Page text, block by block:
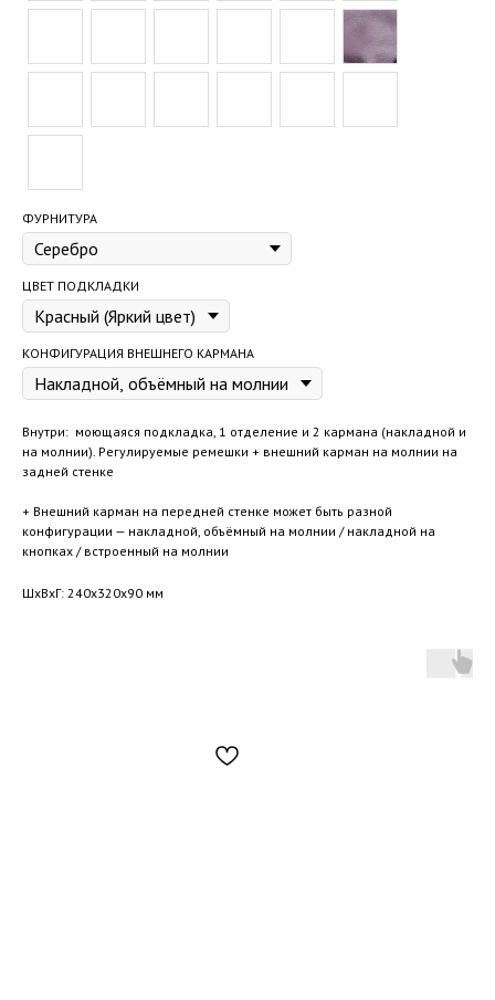
ФУРНИТУРА
ЦВЕТ ПОДКЛАДКИ
КОНФИГУРАЦИЯ ВНЕШНЕГО КАРМАНА
Внутри: моющаяся подкладка, 1 отделение и 2 кармана (накладной и
на молнии). Регулируемые ремешки + внешний карман на молнии на
задней стенке
+ Внешний карман на передней стенке может быть разной
конфигурации — накладной, объёмный на молнии / накладной на
кнопках / встроенный на молнии
ШxВxГ: 240x320x90 мм